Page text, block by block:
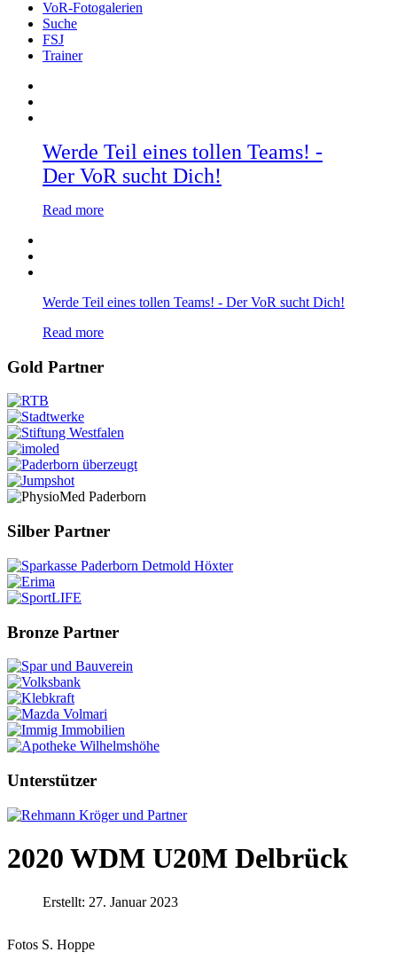
VoR-Fotogalerien
Suche
FSJ
Trainer
Werde Teil eines tollen Teams! -
Der VoR sucht Dich!
Read more
Werde Teil eines tollen Teams! - Der VoR sucht Dich!
Read more
Gold Partner
Silber Partner
Bronze Partner
Unterstützer
2020 WDM U20M Delbrück
Erstellt: 27. Januar 2023
Fotos S. Hoppe